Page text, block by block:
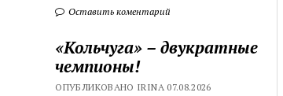
Оставить коментарий
«Кольчуга» – двукратные
чемпионы!
ОПУБЛИКОВАНО IRINA 07.08.2026